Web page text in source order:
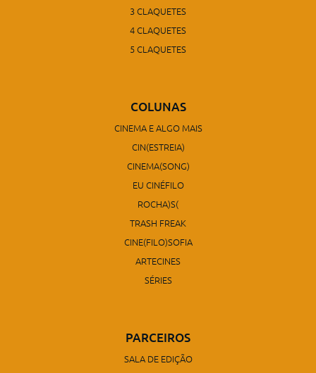
3 CLAQUETES
4 CLAQUETES
5 CLAQUETES
COLUNAS
CINEMA E ALGO MAIS
CIN(ESTREIA)
CINEMA(SONG)
EU CINÉFILO
ROCHA)S(
TRASH FREAK
CINE(FILO)SOFIA
ARTECINES
SÉRIES
PARCEIROS
SALA DE EDIÇÃO